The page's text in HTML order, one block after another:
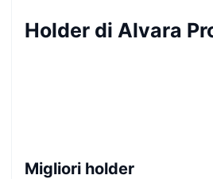
Holder di Alvara
Migliori holder